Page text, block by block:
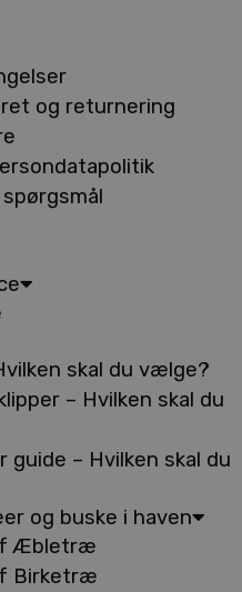
og returnering
skal du vælge?
– Hvilken skal du
guide – Hvilken skal du
og buske i haven
Æbletræ
Birketræ